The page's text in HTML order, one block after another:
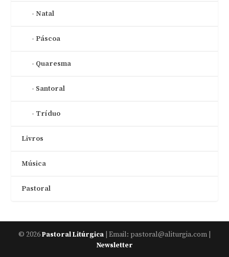
Natal
Páscoa
Quaresma
Santoral
Tríduo
Livros
Música
Pastoral
© 2026Pastoral Litúrgica | Email: pastoral@aliturgia.com |
Newsletter